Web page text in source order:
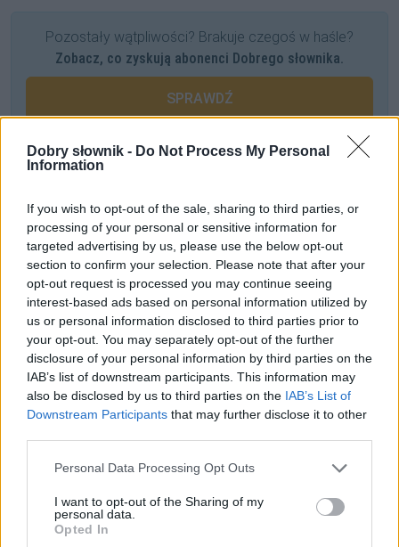
Dobry słownik - Do Not Process My Personal
Information
If you wish to opt-out of the sale, sharing to third parties, or
processing of your personal or sensitive information for
targeted advertising by us, please use the below opt-out
section to confirm your selection. Please note that after your
opt-out request is processed you may continue seeing
interest-based ads based on personal information utilized by
us or personal information disclosed to third parties prior to
your opt-out. You may separately opt-out of the further
disclosure of your personal information by third parties on the
IAB’s list of downstream participants. This information may
also be disclosed by us to third parties on the IAB’s List of
Downstream Participants that may further disclose it to other
Please note that this website/app uses one or more Google
not limited to your visit or usage behaviour. You may click to
grant or deny consent to Google and its third-party tags to
use your data for below specified purposes in below Google
Personal Data Processing Opt Outs
I want to opt-out of the Sharing of my
personal data.
Opted In
Pozostały wątpliwości? Brakuje czegoś w haśle?
Zobacz, co zyskują abonenci Dobrego słownika.
SPRAWDŹ
Często sprawdzane
Jaki zaimek, przymiotnik i czasownik
Stare słowniki straszą młodą korektę
Odmiana: pasmczypasem
Ciekawostki
kobieta— Pochodzenie słowakobieta
cyfra arabska— Może faktycznie są trochę indyjskie
koktajl Mołotowa— Pochodzenie nazwykoktajl Mołotowa
polisemia